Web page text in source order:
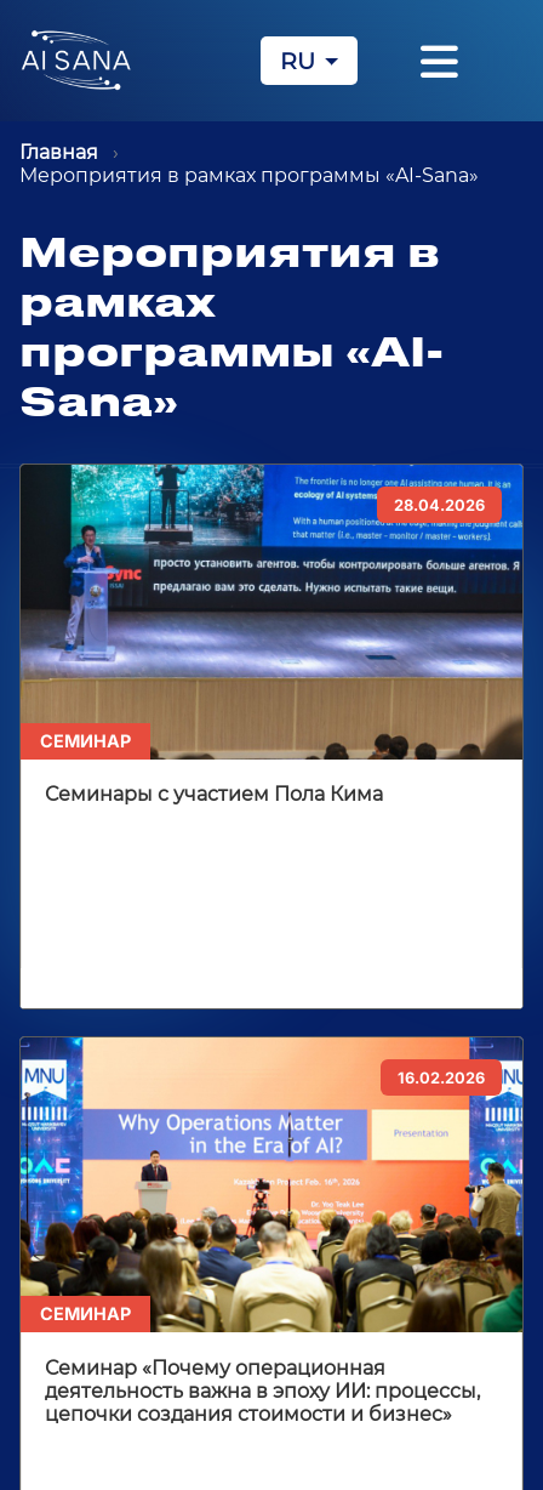
RU
Главная
Мероприятия в рамках программы «AI-Sanа»
Мероприятия в
рамках
программы «AI-
Sanа»
28.04.2026
СЕМИНАР
Семинары с участием Пола Кима
16.02.2026
CЕМИНАР
Семинар «Почему операционная
деятельность важна в эпоху ИИ: процессы,
цепочки создания стоимости и бизнес»